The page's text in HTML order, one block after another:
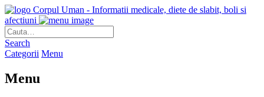
Corpul Uman - Informatii medicale, diete de slabit, boli si
afectiuni
Search
Categorii Menu
Menu